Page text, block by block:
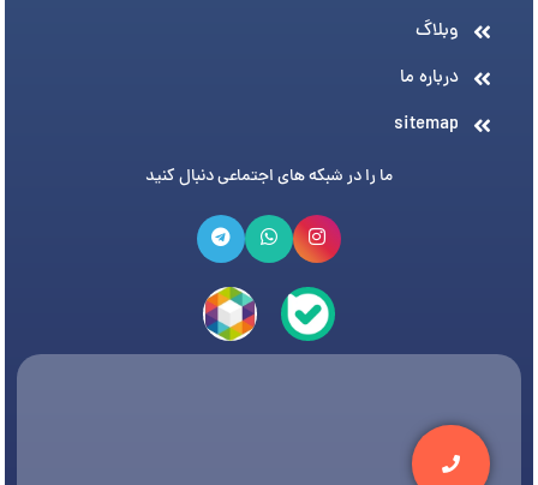
وبلاگ
درباره ما
sitemap
ما را در شبکه های اجتماعی دنبال کنید